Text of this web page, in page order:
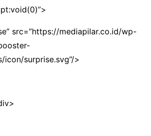
src=”https://mediapilar.co.id/wp-
icon/surprise.svg”/>